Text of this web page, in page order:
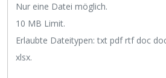
Nur eine Datei möglich.
10 MB Limit.
Erlaubte Dateitypen: txt pdf rtf doc
xlsx.